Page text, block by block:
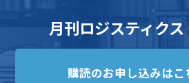
月刊ロジスティク
購読のお申し込みはこ